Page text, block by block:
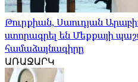
Թուրքիան, Սաուդյան
ստորագրել են Մեքքայի
համաձայնագիրը
ԱՌԱՋԱՐԿ